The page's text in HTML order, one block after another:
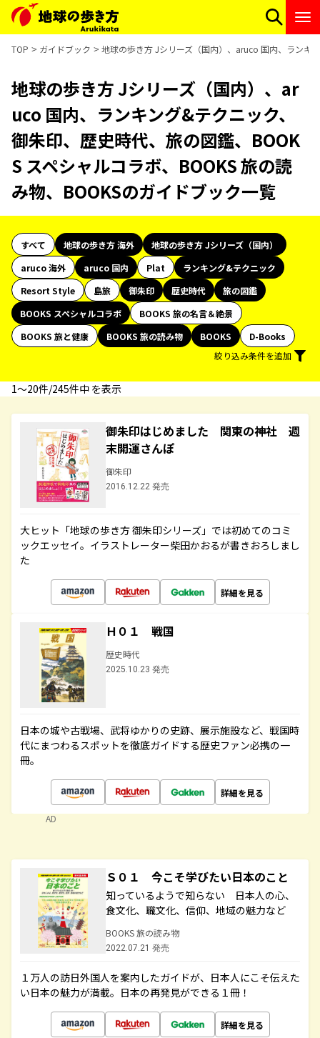
TOP ガイドブック 地球の歩き方 Jシリーズ（国内）、aruco 国内、ランキ
地球の歩き方 Jシリーズ（国内）、ar
uco 国内、ランキング&テクニック、
御朱印、歴史時代、旅の図鑑、BOOK
S スペシャルコラボ、BOOKS 旅の読
み物、BOOKSのガイドブック一覧
すべて 地球の歩き方 海外
地球の歩き方 Jシリーズ（国内）
aruco 海外
aruco 国内 Plat
ランキング&テクニック
Resort Style
島旅 御朱印 歴史時代
旅の図鑑
BOOKS スペシャルコラボ
BOOKS 旅の名言＆絶景
BOOKS 旅と健康
BOOKS 旅の読み物 BOOKS
D-Books
絞り込み条件を追加
1〜20件/245件中 を表示
御朱印はじめました 関東の神社 週
末開運さんぽ
御朱印
2016.12.22 発売
大ヒット「地球の歩き方 御朱印シリーズ」では初めてのコミ
ックエッセイ。イラストレーター柴田かおるが書きおろしまし
た
詳細を見る
Ｈ０１ 戦国
歴史時代
2025.10.23 発売
日本の城や古戦場、武将ゆかりの史跡、展示施設など、戦国時
代にまつわるスポットを徹底ガイドする歴史ファン必携の一
冊。
詳細を見る
AD
Ｓ０１ 今こそ学びたい日本のこと
知っているようで知らない 日本人の心、
食文化、職文化、信仰、地域の魅力など
BOOKS 旅の読み物
2022.07.21 発売
１万人の訪日外国人を案内したガイドが、日本人にこそ伝えた
い日本の魅力が満載。日本の再発見ができる１冊！
詳細を見る